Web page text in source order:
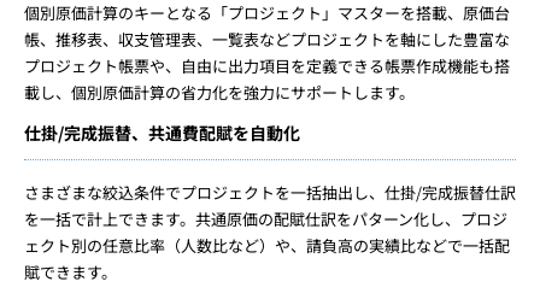
個別原価計算のキーとなる「プロジェクト」マスターを搭載、原価台
帳、推移表、収支管理表、一覧表などプロジェクトを軸にした豊富な
プロジェクト帳票や、自由に出力項目を定義できる帳票作成機能も搭
載し、個別原価計算の省力化を強力にサポートします。
仕掛/完成振替、共通費配賦を自動化
さまざまな絞込条件でプロジェクトを一括抽出し、仕掛/完成振替仕訳
を一括で計上できます。共通原価の配賦仕訳をパターン化し、プロジ
ェクト別の任意比率（人数比など）や、請負高の実績比などで一括配
賦できます。